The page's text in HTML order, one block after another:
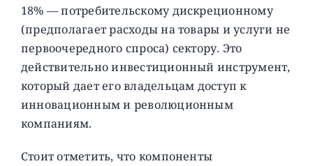
18% — потребительскому дискреционному
(предполагает расходы на товары и услуги не
первоочередного спроса) сектору. Это
действительно инвестиционный инструмент,
который дает его владельцам доступ к
инновационным и революционным
компаниям.
Стоит отметить, что компоненты